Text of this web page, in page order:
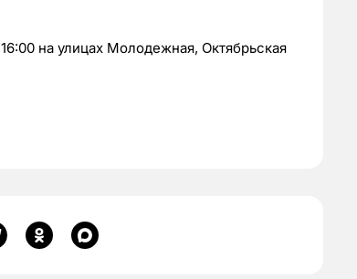
на улицах Молодежная, Октябрьская